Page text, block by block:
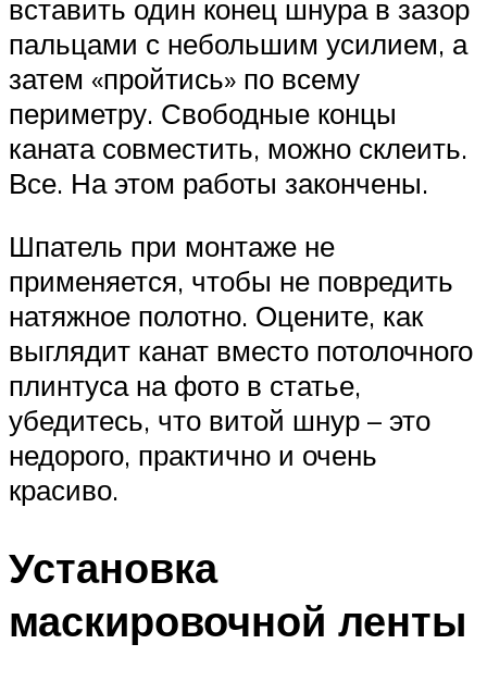
вставить один конец шнура в зазор
пальцами с небольшим усилием, а
затем «пройтись» по всему
периметру. Свободные концы
каната совместить, можно склеить.
Все. На этом работы закончены.
Шпатель при монтаже не
применяется, чтобы не повредить
натяжное полотно. Оцените, как
выглядит канат вместо потолочного
плинтуса на фото в статье,
убедитесь, что витой шнур – это
недорого, практично и очень
красиво.
Установка
маскировочной ленты